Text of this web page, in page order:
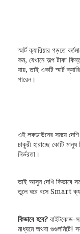
স্মার্ট ক্যারিয়ার গড়তে
কম, যেখানে অল্প টাকা
যায়, তাই একটি স্মার্ট
পারেন।
এই লকডাউনের সময়ে
চাকুরী হারাচ্ছে কোটি
নির্ভরতা।
তাই আসুন দেখি কিভাবে
তুলে ঘরে বসে Smart
কিভাবে হবে? বাইটকোড-
মাধ্যমে অথবা গুগুলমিটে!